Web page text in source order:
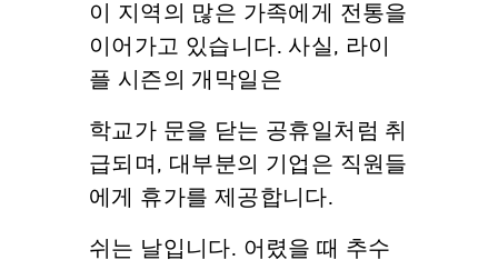
이 지역의 많은 가족에게 전통을
이어가고 있습니다. 사실, 라이
플 시즌의 개막일은
학교가 문을 닫는 공휴일처럼 취
급되며, 대부분의 기업은 직원들
에게 휴가를 제공합니다.
쉬는 날입니다. 어렸을 때 추수